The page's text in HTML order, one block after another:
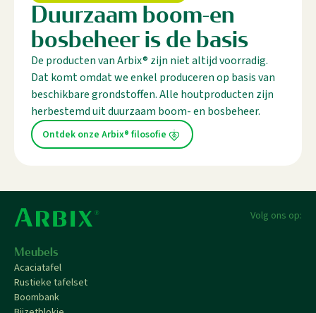
Duurzaam boom-en
bosbeheer is de basis
De producten van Arbix® zijn niet altijd voorradig.
Dat komt omdat we enkel produceren op basis van
beschikbare grondstoffen. Alle houtproducten zijn
herbestemd uit duurzaam boom- en bosbeheer.
Ontdek onze Arbix® filosofie
Volg ons op:
Meubels
Acaciatafel
Rustieke tafelset
Boombank